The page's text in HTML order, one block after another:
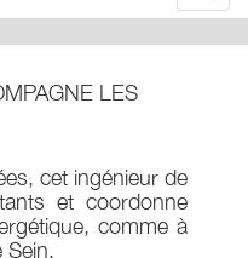
LES
cet ingénieur de
et coordonne
comme à
Sein.